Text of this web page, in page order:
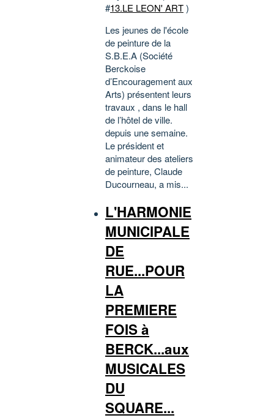
#13.LE LEON' ART)
Les jeunes de l'école
de peinture de la
S.B.E.A (Société
Berckoise
d’Encouragement aux
Arts) présentent leurs
travaux , dans le hall
de l’hôtel de ville.
depuis une semaine.
Le président et
animateur des ateliers
de peinture, Claude
Ducourneau, a mis...
L'HARMONIE
MUNICIPALE
DE
RUE...POUR
LA
PREMIERE
FOIS à
BERCK...aux
MUSICALES
DU
SQUARE...